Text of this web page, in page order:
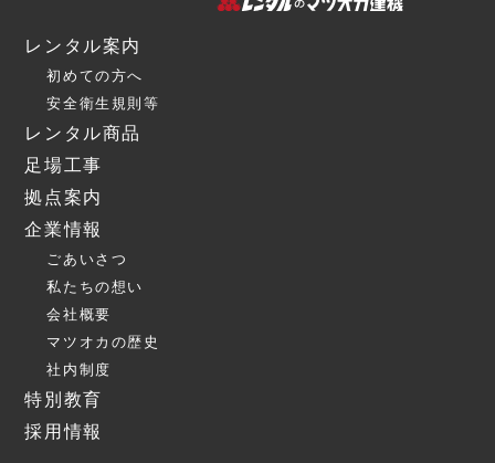
レンタル案内
初めての方へ
安全衛生規則等
レンタル商品
足場工事
拠点案内
企業情報
ごあいさつ
私たちの想い
会社概要
マツオカの歴史
社内制度
特別教育
採用情報